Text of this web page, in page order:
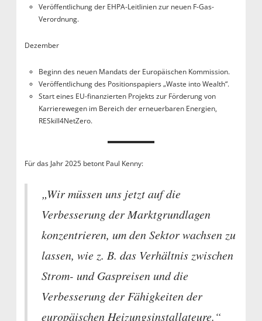
Veröffentlichung der EHPA-Leitlinien zur neuen F-Gas-
Verordnung.
Dezember
Beginn des neuen Mandats der Europäischen Kommission.
Veröffentlichung des Positionspapiers „Waste into Wealth“.
Start eines EU-finanzierten Projekts zur Förderung von
Karrierewegen im Bereich der erneuerbaren Energien,
RESkill4NetZero.
Für das Jahr 2025 betont Paul Kenny:
„Wir müssen uns jetzt auf die
Verbesserung der Marktgrundlagen
konzentrieren, um den Sektor wachsen zu
lassen, wie z. B. das Verhältnis zwischen
Strom- und Gaspreisen und die
Verbesserung der Fähigkeiten der
europäischen Heizungsinstallateure.“